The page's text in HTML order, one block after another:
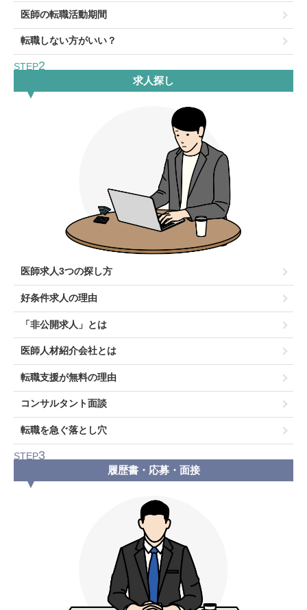
医師の転職活動期間
転職しない方がいい？
STEP2
求人探し
医師求人3つの探し方
好条件求人の理由
「非公開求人」とは
医師人材紹介会社とは
転職支援が無料の理由
コンサルタント面談
転職を急ぐ落とし穴
STEP3
履歴書・応募・面接